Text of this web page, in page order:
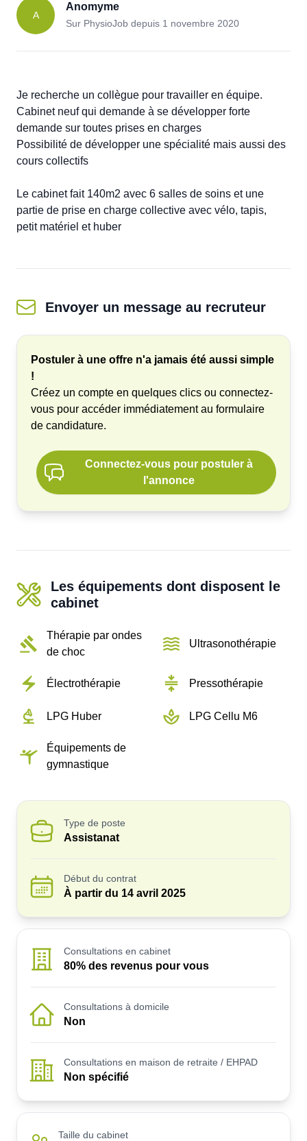
A
Anomyme
Sur PhysioJob depuis 1 novembre 2020
Je recherche un collègue pour travailler en équipe.
Cabinet neuf qui demande à se développer forte
demande sur toutes prises en charges
Possibilité de développer une spécialité mais aussi des
cours collectifs
Le cabinet fait 140m2 avec 6 salles de soins et une
partie de prise en charge collective avec vélo, tapis,
Envoyer un message au recruteur
Postuler à une offre n'a jamais été aussi simple
!
Créez un compte en quelques clics ou connectez-
vous pour accéder immédiatement au formulaire
de candidature.
Connectez-vous pour postuler à
l'annonce
Les équipements dont disposent le
cabinet
Thérapie par ondes
de choc
Ultrasonothérapie
Électrothérapie Pressothérapie
LPG Huber LPG Cellu M6
Équipements de
gymnastique
Type de poste
Assistanat
Début du contrat
À partir du 14 avril 2025
Consultations en cabinet
80% des revenus pour vous
Consultations à domicile
Non
Consultations en maison de retraite / EHPAD
Non spécifié
Taille du cabinet